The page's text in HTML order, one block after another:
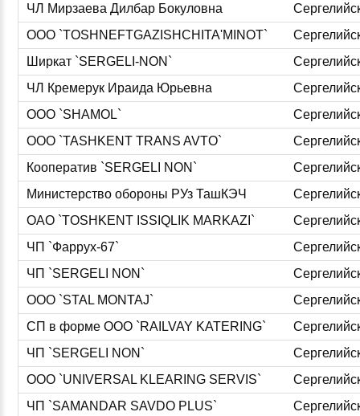
ЧЛ Мирзаева Дилбар Бокуловна
ООО `TOSHNEFTGAZISHCHITA'MINOT`
Ширкат `SERGELI-NON`
ЧЛ Кремерук Ираида Юрьевна
ООО `SHAMOL`
ООО `TASHKENT TRANS AVTO`
Кооператив `SERGELI NON`
Министерство обороны РУз ТашКЭЧ
ОАО `TOSHKENT ISSIQLIK MARKAZI`
ЧП `Фаррух-67`
ЧП `SERGELI NON`
ООО `STAL MONTAJ`
СП в форме ООО `RAILVAY KATERING`
ЧП `SERGELI NON`
ООО `UNIVERSAL KLEARING SERVIS`
ЧП `SAMANDAR SAVDO PLUS`